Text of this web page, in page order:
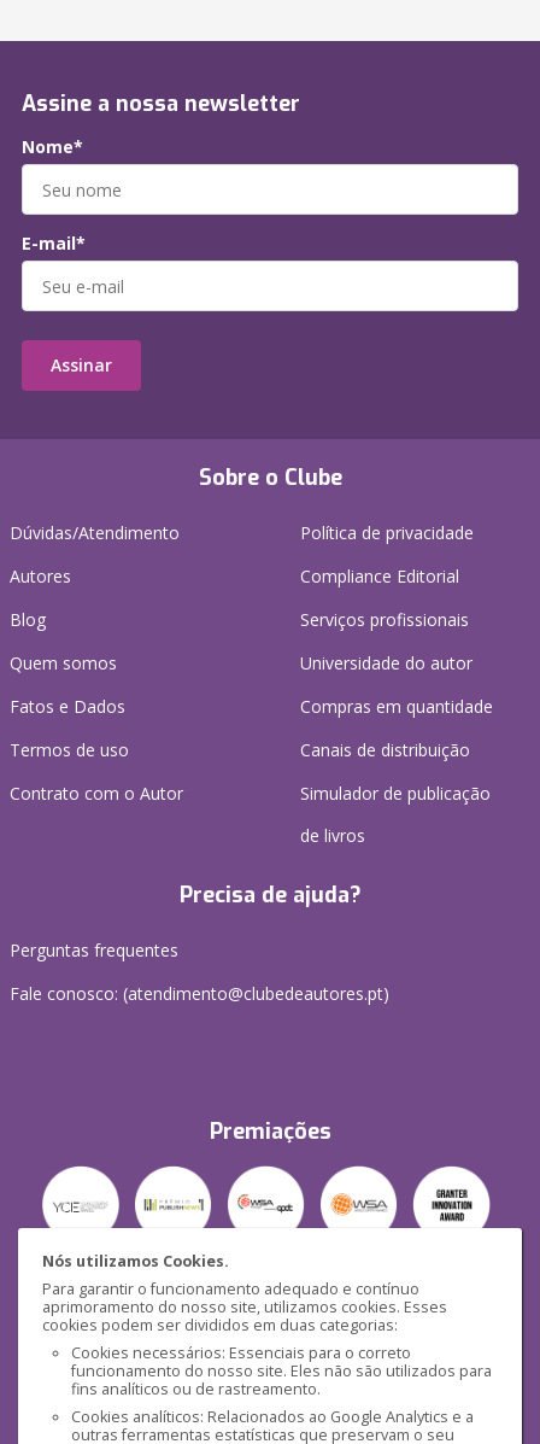
Nós utilizamos Cookies.
Para garantir o funcionamento adequado e contínuo
aprimoramento do nosso site, utilizamos cookies. Esses
cookies podem ser divididos em duas categorias:
Cookies necessários: Essenciais para o correto
funcionamento do nosso site. Eles não são utilizados para
fins analíticos ou de rastreamento.
Cookies analíticos: Relacionados ao Google Analytics e a
outras ferramentas estatísticas que preservam o seu
Sobre o Clube
Dúvidas/Atendimento
Autores
Blog
Quem somos
Fatos e Dados
Termos de uso
Contrato com o Autor
Política de privacidade
Compliance Editorial
Serviços profissionais
Universidade do autor
Compras em quantidade
Canais de distribuição
Simulador de publicação
de livros
Precisa de ajuda?
Perguntas frequentes
Fale conosco: (atendimento@clubedeautores.pt)
Premiações
Segurança
Assine a nossa newsletter
Nome*
E-mail*
Assinar